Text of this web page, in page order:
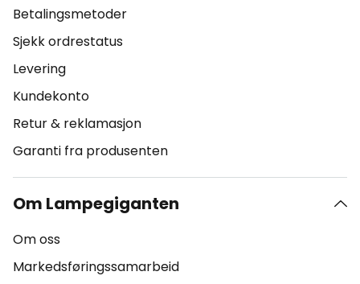
Betalingsmetoder
Sjekk ordrestatus
Levering
Kundekonto
Retur & reklamasjon
Garanti fra produsenten
Om Lampegiganten
Om oss
Markedsføringssamarbeid